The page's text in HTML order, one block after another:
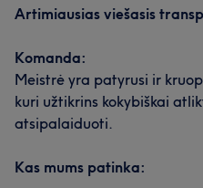
Artimiausias viešasis
Komanda:
Meistrė yra patyrusi ir
kuri užtikrins kokybiškai
atsipalaiduoti.
Kas mums patinka: